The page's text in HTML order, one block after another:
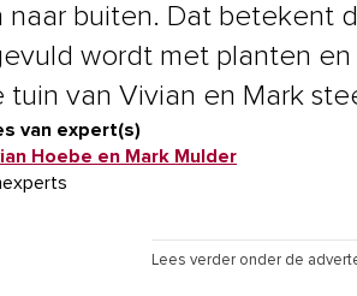
naar buiten. Dat betekent
wordt met planten
tuin van Vivian en Mark
van expert(s)
Hoebe en Mark Mulder
Lees verder onder de